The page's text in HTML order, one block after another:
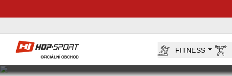
Hop-Sport.cz
OFICIÁLNÍ OBCHOD
FITNESS